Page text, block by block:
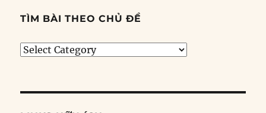
TÌM BÀI THEO CHỦ ĐỀ
Tìm